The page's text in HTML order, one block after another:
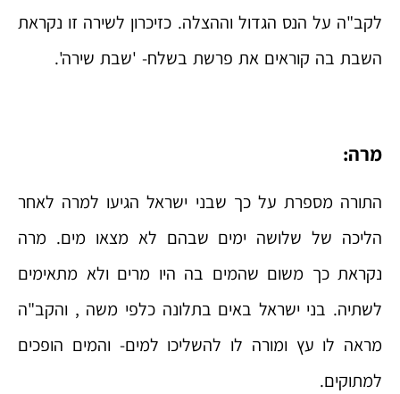
לקב"ה על הנס הגדול וההצלה. כזיכרון לשירה זו נקראת
השבת בה קוראים את פרשת בשלח- 'שבת שירה'.
מרה:
התורה מספרת על כך שבני ישראל הגיעו למרה לאחר
הליכה של שלושה ימים שבהם לא מצאו מים. מרה
נקראת כך משום שהמים בה היו מרים ולא מתאימים
לשתיה. בני ישראל באים בתלונה כלפי משה , והקב"ה
מראה לו עץ ומורה לו להשליכו למים- והמים הופכים
למתוקים.